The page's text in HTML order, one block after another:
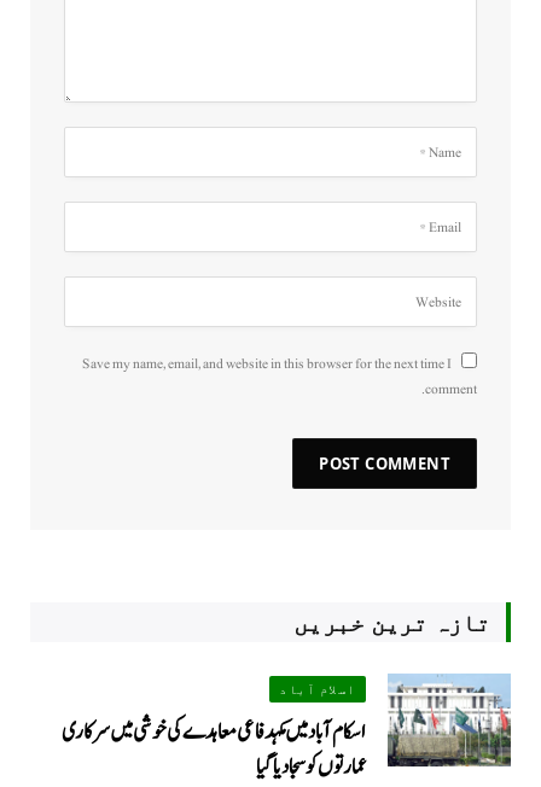
Save my name, email, and website in this browser for the next time I
comment.
تازہ ترین خبریں
اسلام آباد
اسکام آباد میں مکہدفاعی معاہدے کی خوشی میں سرکاری
عمارتوں کو سجا دیا گیا